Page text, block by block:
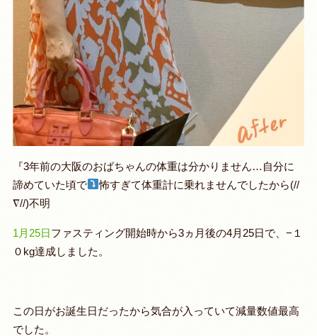
『3年前の大阪のおばちゃんの体重は分かりません…自分に
諦めていた頃で
怖すぎて体重計に乗れませんでしたから(//
∇//)不明
1月25日ファスティング開始時から3ヵ月後の4月25日で、−１
０kg達成しました。
この日がお誕生日だったから気合が入っていて減量数値最高
でした。